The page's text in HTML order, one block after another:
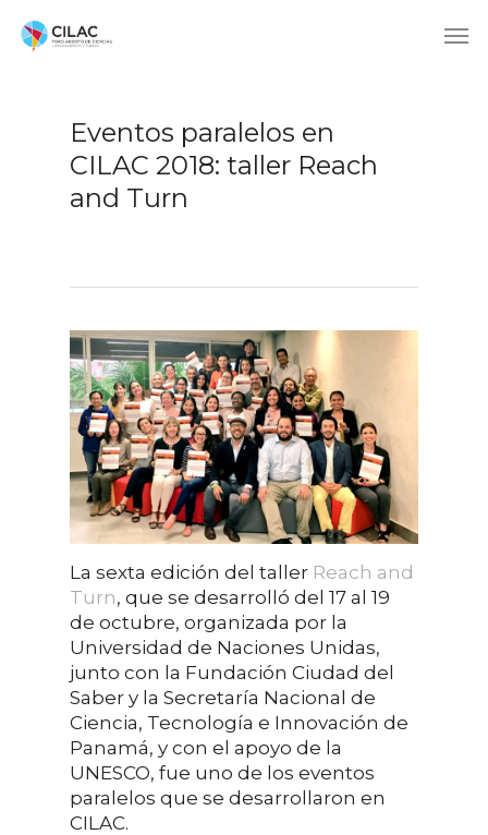
Eventos paralelos en
CILAC 2018: taller Reach
and Turn
La sexta edición del taller Reach and
Turn, que se desarrolló del 17 al 19
de octubre, organizada por la
Universidad de Naciones Unidas,
junto con la Fundación Ciudad del
Saber y la Secretaría Nacional de
Ciencia, Tecnología e Innovación de
Panamá, y con el apoyo de la
UNESCO, fue uno de los eventos
paralelos que se desarrollaron en
CILAC.